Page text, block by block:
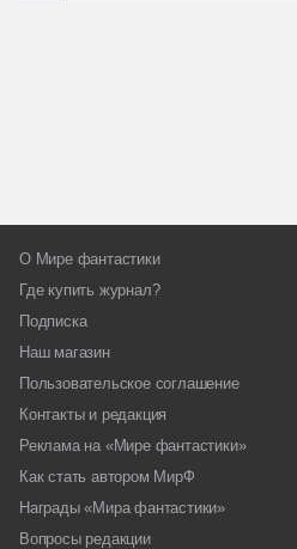
О Мире фантастики
Где купить журнал?
Подписка
Наш магазин
Пользовательское соглашение
Контакты и редакция
Реклама на «Мире фантастики»
Как стать автором МирФ
Награды «Мира фантастики»
Вопросы редакции